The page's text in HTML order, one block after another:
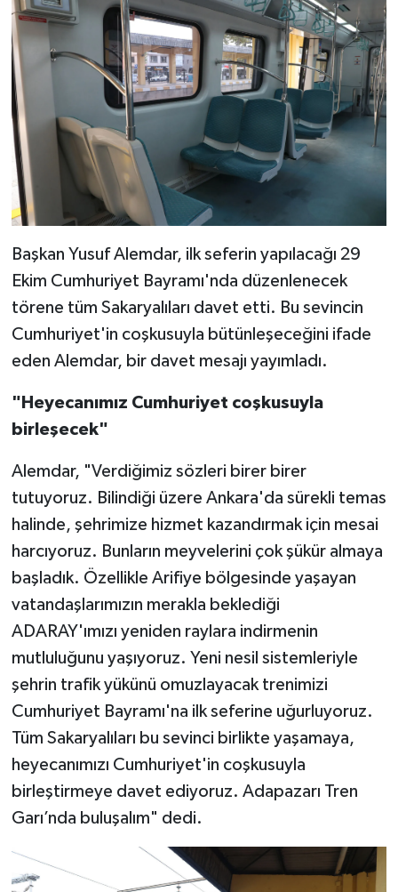
Başkan Yusuf Alemdar, ilk seferin yapılacağı 29
Ekim Cumhuriyet Bayramı'nda düzenlenecek
törene tüm Sakaryalıları davet etti. Bu sevincin
Cumhuriyet'in coşkusuyla bütünleşeceğini ifade
eden Alemdar, bir davet mesajı yayımladı.
"Heyecanımız Cumhuriyet coşkusuyla
birleşecek"
Alemdar, "Verdiğimiz sözleri birer birer
tutuyoruz. Bilindiği üzere Ankara'da sürekli temas
halinde, şehrimize hizmet kazandırmak için mesai
harcıyoruz. Bunların meyvelerini çok şükür almaya
başladık. Özellikle Arifiye bölgesinde yaşayan
vatandaşlarımızın merakla beklediği
ADARAY'ımızı yeniden raylara indirmenin
mutluluğunu yaşıyoruz. Yeni nesil sistemleriyle
şehrin trafik yükünü omuzlayacak trenimizi
Cumhuriyet Bayramı'na ilk seferine uğurluyoruz.
Tüm Sakaryalıları bu sevinci birlikte yaşamaya,
heyecanımızı Cumhuriyet'in coşkusuyla
birleştirmeye davet ediyoruz. Adapazarı Tren
Garı’nda buluşalım" dedi.